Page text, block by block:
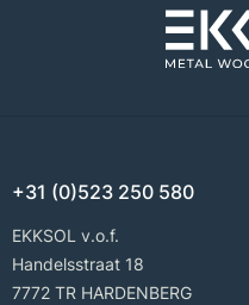
+31 (0)523 250 580
EKKSOL v.o.f.
Handelsstraat 18
7772 TR HARDENBERG